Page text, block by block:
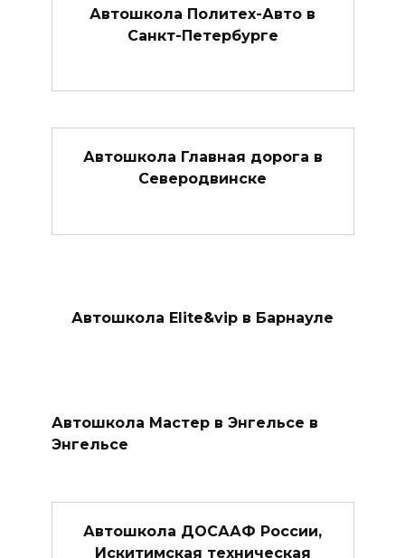
Автошкола Политех-Авто в
Санкт-Петербурге
Автошкола Главная дорога в
Северодвинске
Автошкола Elite&vip в Барнауле
Автошкола Мастер в Энгельсе в
Энгельсе
Автошкола ДОСААФ России,
Искитимская техническая